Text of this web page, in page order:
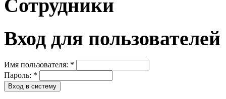
Сотрудники
Вход для пользователей
Имя пользователя: *
Пароль: *